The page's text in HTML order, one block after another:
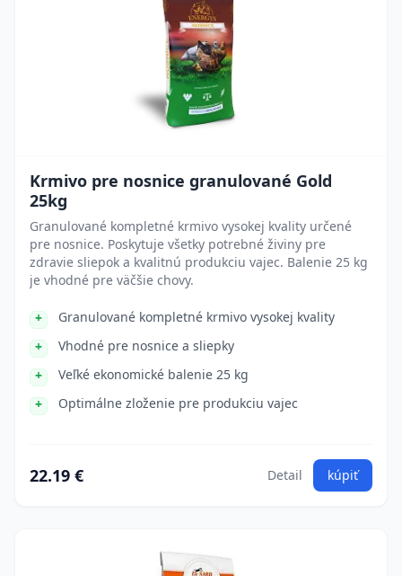
Krmivo pre nosnice granulované Gold
25kg
Granulované kompletné krmivo vysokej kvality určené
pre nosnice. Poskytuje všetky potrebné živiny pre
zdravie sliepok a kvalitnú produkciu vajec. Balenie 25 kg
je vhodné pre väčšie chovy.
Granulované kompletné krmivo vysokej kvality
Vhodné pre nosnice a sliepky
Veľké ekonomické balenie 25 kg
Optimálne zloženie pre produkciu vajec
22.19 € Detail kúpiť